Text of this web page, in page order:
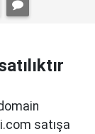
satışa